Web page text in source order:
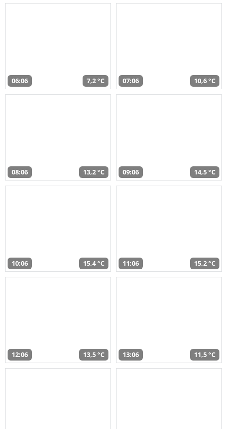
06:06 7,2 °C 07:06 10,6 °C
08:06 13,2 °C 09:06 14,5 °C
10:06 15,4 °C 11:06 15,2 °C
12:06 13,5 °C 13:06 11,5 °C